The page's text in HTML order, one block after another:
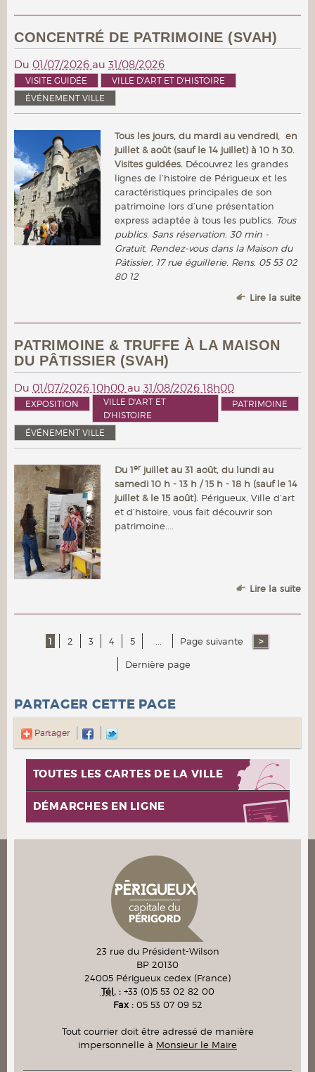
CONCENTRÉ DE PATRIMOINE (SVAH)
Du 01/07/2026 au 31/08/2026
VISITE GUIDÉE
VILLE D'ART ET D'HISTOIRE
ÉVÉNEMENT VILLE
Tous les jours, du mardi au vendredi, en
juillet & août (sauf le 14 juillet) à 10 h 30.
Visites guidées. Découvrez les grandes
lignes de l’histoire de Périgueux et les
caractéristiques principales de son
patrimoine lors d’une présentation
express adaptée à tous les publics. Tous
publics. Sans réservation. 30 min -
Gratuit. Rendez-vous dans la Maison du
Pâtissier, 17 rue éguillerie. Rens. 05 53 02
80 12
Lire la suite
PATRIMOINE & TRUFFE À LA MAISON
DU PÂTISSIER (SVAH)
Du 01/07/2026 10h00 au 31/08/2026 18h00
EXPOSITION
VILLE D'ART ET
D'HISTOIRE
PATRIMOINE
ÉVÉNEMENT VILLE
Du 1erjuillet au 31 août, du lundi au
samedi 10 h - 13 h / 15 h - 18 h (sauf le 14
juillet & le 15 août). Périgueux, Ville d’art
et d’histoire, vous fait découvrir son
patrimoine....
Lire la suite
1 2 3 4 5 Page suivante
Dernière page
PARTAGER CETTE PAGE
Partager
TOUTES LES CARTES DE LA VILLE
DÉMARCHES EN LIGNE
23 rue du Président-Wilson
BP 20130
24005 Périgueux cedex (France)
Tél. : +33 (0)5 53 02 82 00
Fax : 05 53 07 09 52
Tout courrier doit être adressé de manière
impersonnelle à Monsieur le Maire